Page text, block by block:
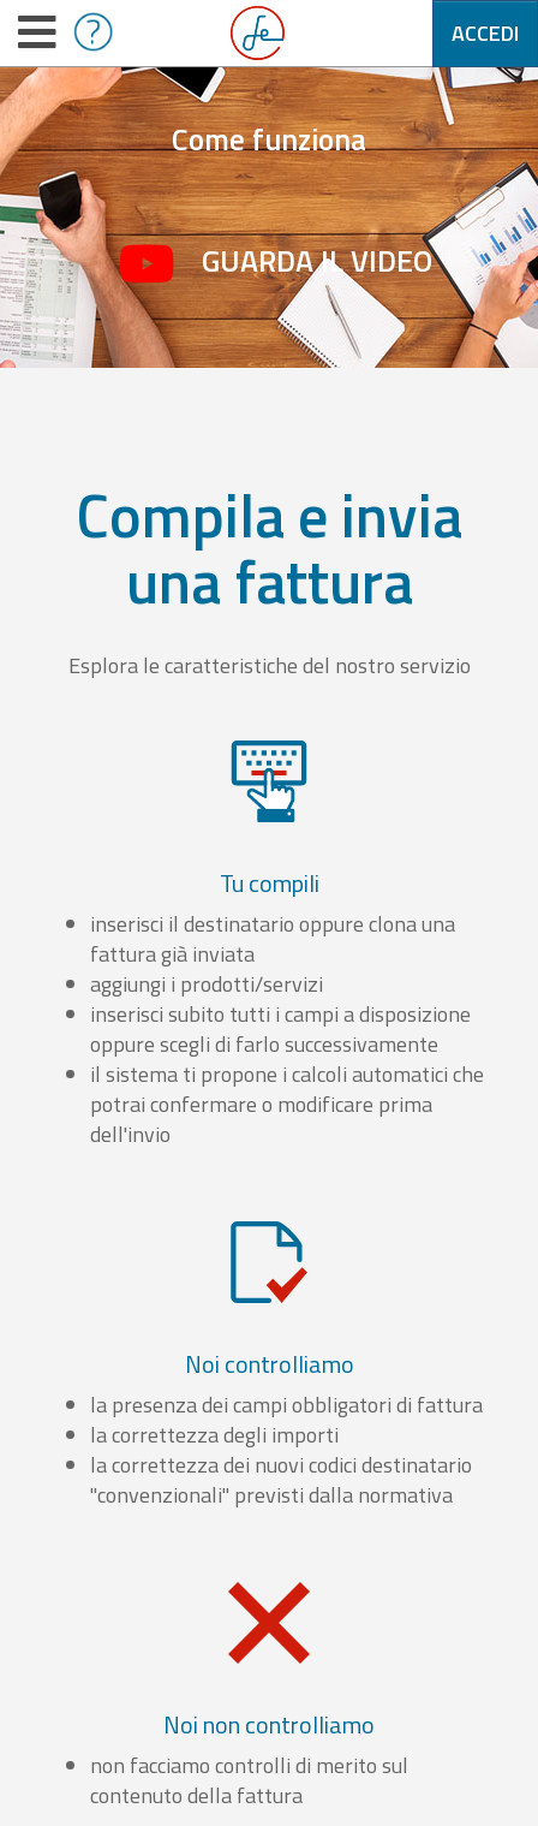
ACCEDI
Come funziona
GUARDA IL VIDEO
Compila e invia
una fattura
Esplora le caratteristiche del nostro servizio
Tu compili
inserisci il destinatario oppure clona una
fattura già inviata
aggiungi i prodotti/servizi
inserisci subito tutti i campi a disposizione
oppure scegli di farlo successivamente
il sistema ti propone i calcoli automatici che
potrai confermare o modificare prima
dell'invio
Noi controlliamo
la presenza dei campi obbligatori di fattura
la correttezza degli importi
la correttezza dei nuovi codici destinatario
"convenzionali" previsti dalla normativa
Noi non controlliamo
non facciamo controlli di merito sul
contenuto della fattura